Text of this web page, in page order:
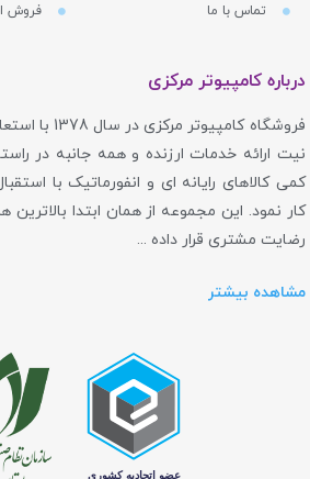
تماس با ما
فروش
درباره کامپیوتر مرکزی
فروشگاه
نیت ارائه خدمات ارزنده و همه جانبه در
کمی کالاهای رایانه ای و انفورماتیک با
کار نمود. این مجموعه از همان ابتدا
رضایت مشتری قرار داده ...
مشاهده بیشتر